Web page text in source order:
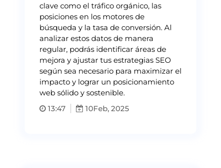
clave como el tráfico orgánico, las
posiciones en los motores de
búsqueda y la tasa de conversión. Al
analizar estos datos de manera
regular, podrás identificar áreas de
mejora y ajustar tus estrategias SEO
según sea necesario para maximizar el
impacto y lograr un posicionamiento
web sólido y sostenible.
13:47
10Feb, 2025